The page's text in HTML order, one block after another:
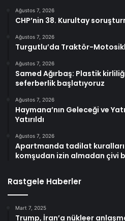
Ağustos 7, 2026
CHP’nin 38. Kurultay
Ağustos 7, 2026
Turgutlu’da Traktör-
Ağustos 7, 2026
Samed Ağırbaş: Plastik
seferberlik başlatıyoruz
Ağustos 7, 2026
Haymana’nın Geleceği ve
Yatırıldı
Ağustos 7, 2026
Apartmanda tadilat kuralları
komşudan izin almadan çivi
Rastgele Haberler
Mart 7, 2025
Trump, İran’a nükleer